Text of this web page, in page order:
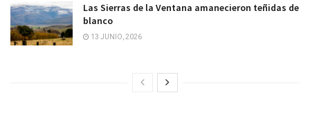
Las Sierras de la Ventana amanecieron teñidas de
blanco
13 JUNIO, 2026